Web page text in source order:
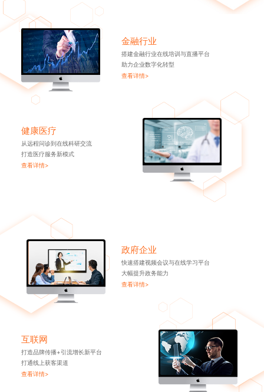
金融行业
搭建金融行业在线培训与直播平台
助力企业数字化转型
查看详情>
健康医疗
从远程问诊到在线科研交流
打造医疗服务新模式
查看详情>
政府企业
快速搭建视频会议与在线学习平台
大幅提升政务能力
查看详情>
互联网
打造品牌传播+引流增长新平台
打通线上获客渠道
查看详情>